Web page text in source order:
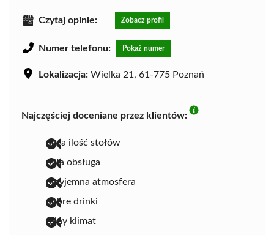
Czytaj opinie: Zobacz profil
Numer telefonu: Pokaż numer
Lokalizacja: Wielka 21, 61-775 Poznań
Najczęściej doceniane przez klientów:
duża ilość stołów
miła obsługa
przyjemna atmosfera
dobre drinki
fajny klimat